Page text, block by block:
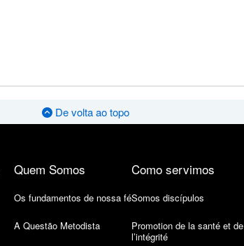
De volta ao topo
Quem Somos
Os fundamentos de nossa fé
A Questão Metodista
Como servimos
Somos discípulos
Promotion de la santé et de
l’intégrité